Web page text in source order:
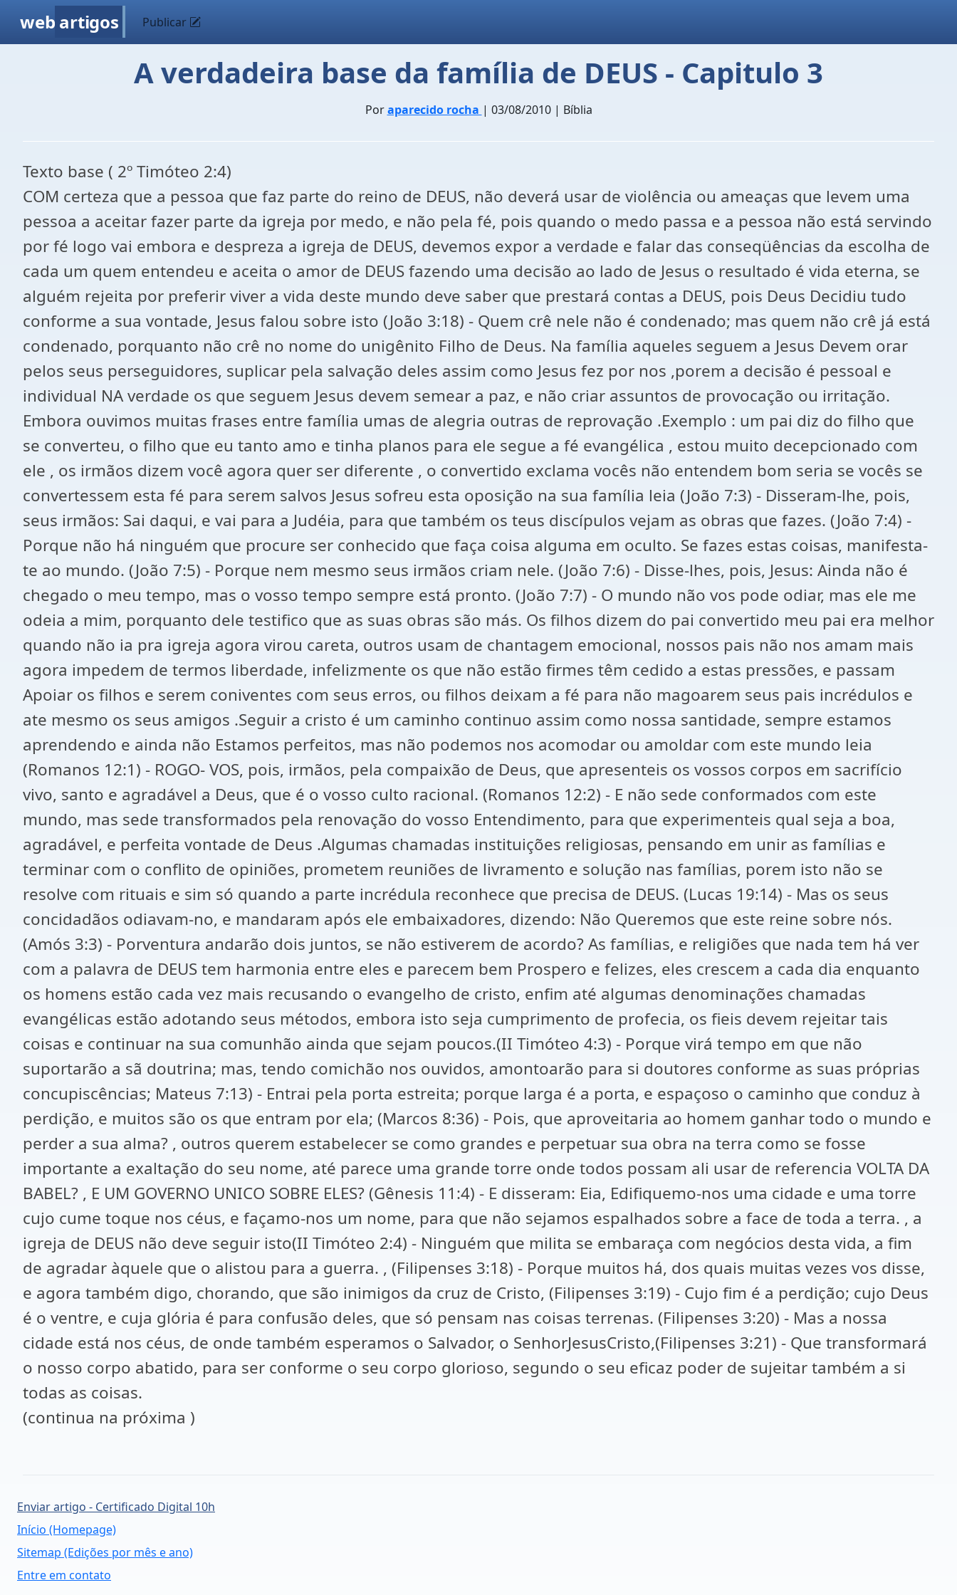
web artigos Publicar
A verdadeira base da família de DEUS - Capitulo 3
Poraparecido rocha | 03/08/2010 | Bíblia
Texto base ( 2º Timóteo 2:4)
COM certeza que a pessoa que faz parte do reino de DEUS, não deverá usar de violência ou ameaças que levem uma
pessoa a aceitar fazer parte da igreja por medo, e não pela fé, pois quando o medo passa e a pessoa não está servindo
por fé logo vai embora e despreza a igreja de DEUS, devemos expor a verdade e falar das conseqüências da escolha de
cada um quem entendeu e aceita o amor de DEUS fazendo uma decisão ao lado de Jesus o resultado é vida eterna, se
alguém rejeita por preferir viver a vida deste mundo deve saber que prestará contas a DEUS, pois Deus Decidiu tudo
conforme a sua vontade, Jesus falou sobre isto (João 3:18) - Quem crê nele não é condenado; mas quem não crê já está
condenado, porquanto não crê no nome do unigênito Filho de Deus. Na família aqueles seguem a Jesus Devem orar
pelos seus perseguidores, suplicar pela salvação deles assim como Jesus fez por nos ,porem a decisão é pessoal e
individual NA verdade os que seguem Jesus devem semear a paz, e não criar assuntos de provocação ou irritação.
Embora ouvimos muitas frases entre família umas de alegria outras de reprovação .Exemplo : um pai diz do filho que
se converteu, o filho que eu tanto amo e tinha planos para ele segue a fé evangélica , estou muito decepcionado com
ele , os irmãos dizem você agora quer ser diferente , o convertido exclama vocês não entendem bom seria se vocês se
convertessem esta fé para serem salvos Jesus sofreu esta oposição na sua família leia (João 7:3) - Disseram-lhe, pois,
seus irmãos: Sai daqui, e vai para a Judéia, para que também os teus discípulos vejam as obras que fazes. (João 7:4) -
Porque não há ninguém que procure ser conhecido que faça coisa alguma em oculto. Se fazes estas coisas, manifesta-
te ao mundo. (João 7:5) - Porque nem mesmo seus irmãos criam nele. (João 7:6) - Disse-lhes, pois, Jesus: Ainda não é
chegado o meu tempo, mas o vosso tempo sempre está pronto. (João 7:7) - O mundo não vos pode odiar, mas ele me
odeia a mim, porquanto dele testifico que as suas obras são más. Os filhos dizem do pai convertido meu pai era melhor
quando não ia pra igreja agora virou careta, outros usam de chantagem emocional, nossos pais não nos amam mais
agora impedem de termos liberdade, infelizmente os que não estão firmes têm cedido a estas pressões, e passam
Apoiar os filhos e serem coniventes com seus erros, ou filhos deixam a fé para não magoarem seus pais incrédulos e
ate mesmo os seus amigos .Seguir a cristo é um caminho continuo assim como nossa santidade, sempre estamos
aprendendo e ainda não Estamos perfeitos, mas não podemos nos acomodar ou amoldar com este mundo leia
(Romanos 12:1) - ROGO- VOS, pois, irmãos, pela compaixão de Deus, que apresenteis os vossos corpos em sacrifício
vivo, santo e agradável a Deus, que é o vosso culto racional. (Romanos 12:2) - E não sede conformados com este
mundo, mas sede transformados pela renovação do vosso Entendimento, para que experimenteis qual seja a boa,
agradável, e perfeita vontade de Deus .Algumas chamadas instituições religiosas, pensando em unir as famílias e
terminar com o conflito de opiniões, prometem reuniões de livramento e solução nas famílias, porem isto não se
resolve com rituais e sim só quando a parte incrédula reconhece que precisa de DEUS. (Lucas 19:14) - Mas os seus
concidadãos odiavam-no, e mandaram após ele embaixadores, dizendo: Não Queremos que este reine sobre nós.
(Amós 3:3) - Porventura andarão dois juntos, se não estiverem de acordo? As famílias, e religiões que nada tem há ver
com a palavra de DEUS tem harmonia entre eles e parecem bem Prospero e felizes, eles crescem a cada dia enquanto
os homens estão cada vez mais recusando o evangelho de cristo, enfim até algumas denominações chamadas
evangélicas estão adotando seus métodos, embora isto seja cumprimento de profecia, os fieis devem rejeitar tais
coisas e continuar na sua comunhão ainda que sejam poucos.(II Timóteo 4:3) - Porque virá tempo em que não
suportarão a sã doutrina; mas, tendo comichão nos ouvidos, amontoarão para si doutores conforme as suas próprias
concupiscências; Mateus 7:13) - Entrai pela porta estreita; porque larga é a porta, e espaçoso o caminho que conduz à
perdição, e muitos são os que entram por ela; (Marcos 8:36) - Pois, que aproveitaria ao homem ganhar todo o mundo e
perder a sua alma? , outros querem estabelecer se como grandes e perpetuar sua obra na terra como se fosse
importante a exaltação do seu nome, até parece uma grande torre onde todos possam ali usar de referencia VOLTA DA
BABEL? , E UM GOVERNO UNICO SOBRE ELES? (Gênesis 11:4) - E disseram: Eia, Edifiquemo-nos uma cidade e uma torre
cujo cume toque nos céus, e façamo-nos um nome, para que não sejamos espalhados sobre a face de toda a terra. , a
igreja de DEUS não deve seguir isto(II Timóteo 2:4) - Ninguém que milita se embaraça com negócios desta vida, a fim
de agradar àquele que o alistou para a guerra. , (Filipenses 3:18) - Porque muitos há, dos quais muitas vezes vos disse,
e agora também digo, chorando, que são inimigos da cruz de Cristo, (Filipenses 3:19) - Cujo fim é a perdição; cujo Deus
é o ventre, e cuja glória é para confusão deles, que só pensam nas coisas terrenas. (Filipenses 3:20) - Mas a nossa
cidade está nos céus, de onde também esperamos o Salvador, o SenhorJesusCristo,(Filipenses 3:21) - Que transformará
o nosso corpo abatido, para ser conforme o seu corpo glorioso, segundo o seu eficaz poder de sujeitar também a si
todas as coisas.
(continua na próxima )
Enviar artigo - Certificado Digital 10h
Início (Homepage)
Sitemap (Edições por mês e ano)
Entre em contato